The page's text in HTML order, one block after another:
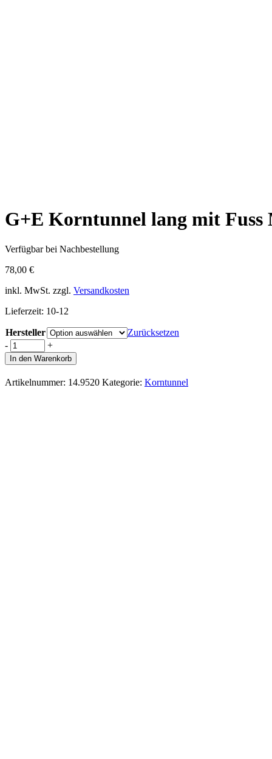
G+E Korntunnel lang mit Fuss
Verfügbar bei Nachbestellung
78,00 €
inkl. MwSt. zzgl. Versandkosten
Lieferzeit: 10-12
Hersteller
Zurücksetzen
-
+
In den Warenkorb
Artikelnummer: 14.9520 Kategorie: Korntunnel